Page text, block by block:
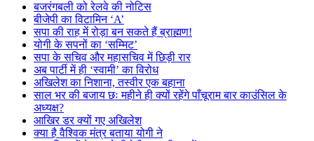
बजरंगबली को रेलवे की नोटिस
बीजेपी का विटामिन ‘A’
सपा की राह में रोड़ा बन सकते हैं ब्राह्मण!
योगी के सपनों का ‘सम्मिट’
सपा के सचिव और महासचिव में छिड़ी रार
अब पार्टी में ही ‘स्वामी’ का विरोध
अखिलेश का निशाना, तस्वीर एक बहाना
साल भर की बजाय छः महीने ही क्यों रहेंगे पाँचूराम बार काउंसिल के
अध्यक्ष?
आखिर डर क्यों गए अखिलेश
क्या है वैश्विक मंत्र बताया योगी ने